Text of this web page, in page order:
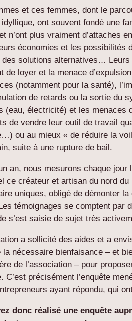
et ces femmes, dont le
ont souvent fondé une
n’ont plus vraiment d’attaches
économies et les possibilités
des solutions alternatives…
de loyer et la menace
(notamment pour la santé),
de retards ou la sortie du
(eau, électricité) et les menaces
de vendre leur outil de travail
ou au mieux « de réduire la
suite à une rupture de bail.
an, nous mesurons chaque
ce créateur et artisan du nord
uniques, obligé de démonter
témoignages se comptent par
s’est saisie de sujet très
a sollicité des aides et a
la nécessaire bienfaisance – et
de l’association – pour
C’est précisément l’enquête
ayant répondu, qui
donc réalisé une enquête